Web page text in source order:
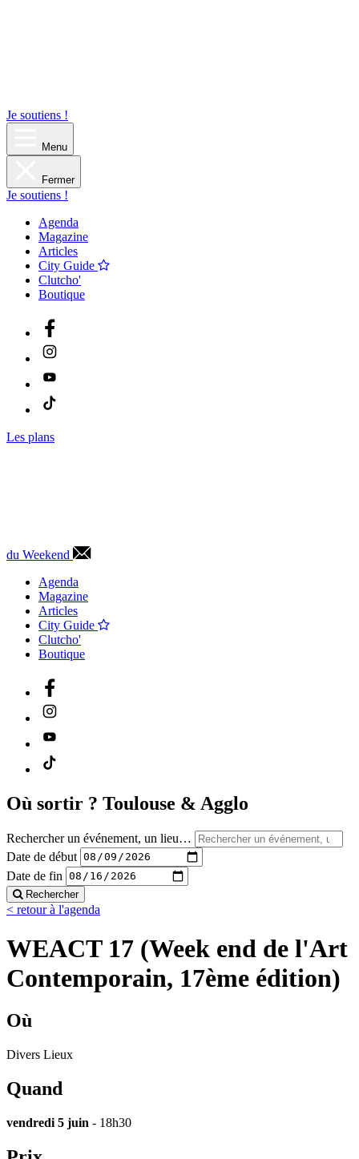
Je soutiens !
Menu
Fermer
Je soutiens !
Agenda
Magazine
Articles
City Guide
Clutcho'
Boutique
Les plans
du Weekend
Agenda
Magazine
Articles
City Guide
Clutcho'
Boutique
Où sortir ? Toulouse & Agglo
Rechercher un événement, un lieu…
Date de début
Date de fin
Rechercher
< retour à l'agenda
WEACT 17 (Week end de l'Art
Contemporain, 17ème édition)
Où
Divers Lieux
Quand
vendredi 5 juin - 18h30